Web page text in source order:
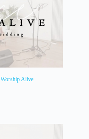
Worship Alive